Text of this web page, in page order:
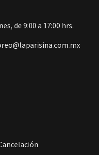
de 9:00 a 17:00 hrs.